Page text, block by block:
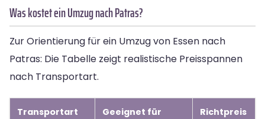
Was kostet ein Umzug nach Patras?
Zur Orientierung für ein Umzug von Essen nach
Patras: Die Tabelle zeigt realistische Preisspannen
nach Transportart.
Transportart Geeignet für Richtpreis